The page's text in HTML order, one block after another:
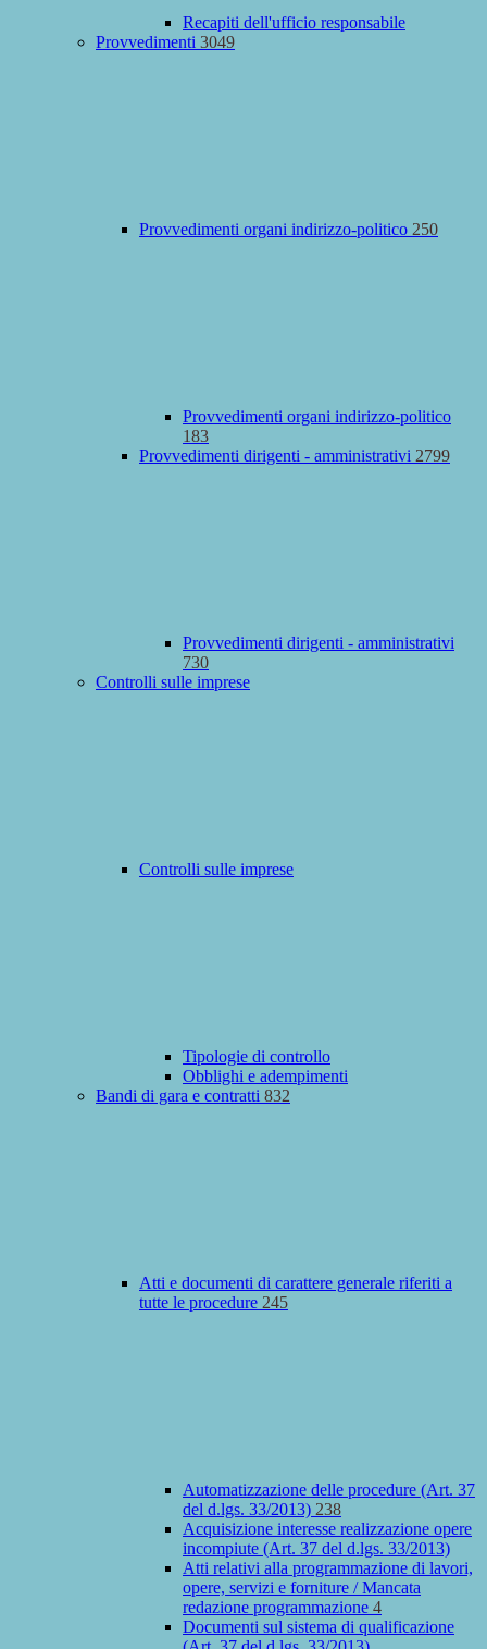
Recapiti dell'ufficio responsabile
Provvedimenti 3049
Provvedimenti organi indirizzo-politico 250
Provvedimenti organi indirizzo-politico
183
Provvedimenti dirigenti - amministrativi 2799
Provvedimenti dirigenti - amministrativi
730
Controlli sulle imprese
Controlli sulle imprese
Tipologie di controllo
Obblighi e adempimenti
Bandi di gara e contratti 832
Atti e documenti di carattere generale riferiti a
tutte le procedure 245
Automatizzazione delle procedure (Art. 37
del d.lgs. 33/2013) 238
Acquisizione interesse realizzazione opere
incompiute (Art. 37 del d.lgs. 33/2013)
Atti relativi alla programmazione di lavori,
opere, servizi e forniture / Mancata
redazione programmazione 4
Documenti sul sistema di qualificazione